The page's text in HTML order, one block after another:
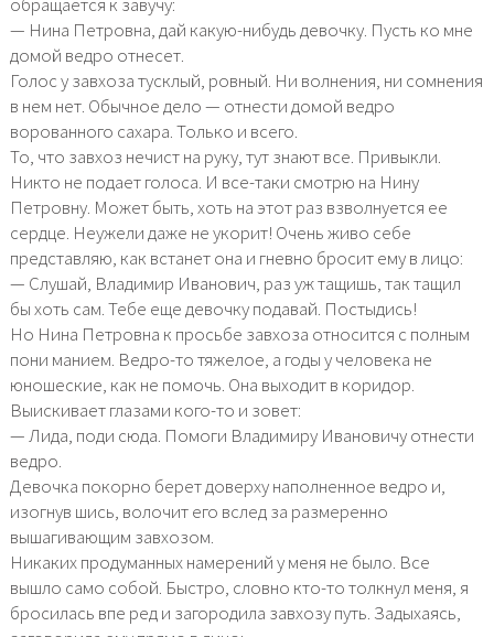
— Нина Петровна, дай какую-нибудь девочку. Пусть ко мне
домой ведро отнесет.
Голос у завхоза тусклый, ровный. Ни волнения, ни сомнения
в нем нет. Обычное дело — отнести домой ведро
ворованного сахара. Только и всего.
То, что завхоз нечист на руку, тут знают все. Привыкли.
Никто не подает голоса. И все-таки смотрю на Нину
Петровну. Может быть, хоть на этот раз взволнуется ее
сердце. Неужели даже не укорит! Очень живо себе
представляю, как встанет она и гневно бросит ему в лицо:
— Слушай, Владимир Иванович, раз уж тащишь, так тащил
бы хоть сам. Тебе еще девочку подавай. Постыдись!
Но Нина Петровна к просьбе завхоза относится с полным
пони манием. Ведро-то тяжелое, а годы у человека не
юношеские, как не помочь. Она выходит в коридор.
Выискивает глазами кого-то и зовет:
— Лида, поди сюда. Помоги Владимиру Ивановичу отнести
ведро.
Девочка покорно берет доверху наполненное ведро и,
изогнув шись, волочит его вслед за размеренно
вышагивающим завхозом.
Никаких продуманных намерений у меня не было. Все
вышло само собой. Быстро, словно кто-то толкнул меня, я
бросилась впе ред и загородила завхозу путь. Задыхаясь,